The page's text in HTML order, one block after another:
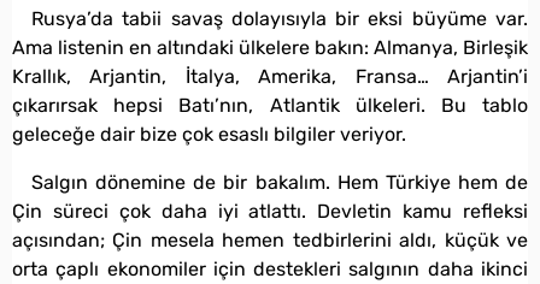
Rusya’da tabii savaş dolayısıyla bir eksi büyüme var.
Ama listenin en altındaki ülkelere bakın: Almanya, Birleşik
Krallık, Arjantin, İtalya, Amerika, Fransa… Arjantin’i
çıkarırsak hepsi Batı’nın, Atlantik ülkeleri. Bu tablo
geleceğe dair bize çok esaslı bilgiler veriyor.
Salgın dönemine de bir bakalım. Hem Türkiye hem de
Çin süreci çok daha iyi atlattı. Devletin kamu refleksi
açısından; Çin mesela hemen tedbirlerini aldı, küçük ve
orta çaplı ekonomiler için destekleri salgının daha ikinci